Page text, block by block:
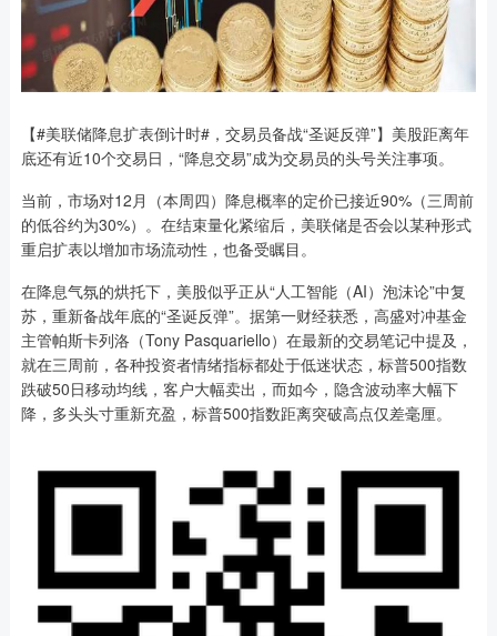
【#美联储降息扩表倒计时#，交易员备战“圣诞反弹”】美股距离年
底还有近10个交易日，“降息交易”成为交易员的头号关注事项。
当前，市场对12月（本周四）降息概率的定价已接近90%（三周前
的低谷约为30%）。在结束量化紧缩后，美联储是否会以某种形式
重启扩表以增加市场流动性，也备受瞩目。
在降息气氛的烘托下，美股似乎正从“人工智能（AI）泡沫论”中复
苏，重新备战年底的“圣诞反弹”。据第一财经获悉，高盛对冲基金
主管帕斯卡列洛（Tony Pasquariello）在最新的交易笔记中提及，
就在三周前，各种投资者情绪指标都处于低迷状态，标普500指数
跌破50日移动均线，客户大幅卖出，而如今，隐含波动率大幅下
降，多头头寸重新充盈，标普500指数距离突破高点仅差毫厘。